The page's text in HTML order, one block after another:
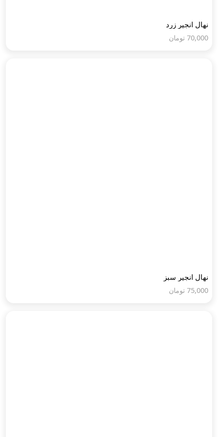
نهال انجیر زرد
70,000 تومان
نهال انجیر سبز
75,000 تومان